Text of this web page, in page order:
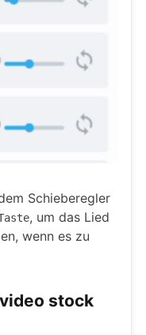
Schieberegler
, um das Lied
wenn es zu
stock